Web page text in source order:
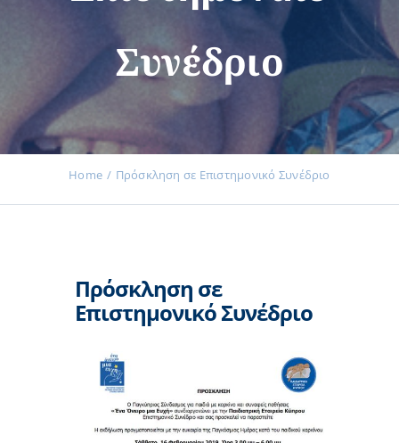
Εκδηλώσεις
Νέα
Επικοινωνία
Συνέδριο
Home Πρόσκληση σε Επιστημονικό Συνέδριο
Πρόσκληση σε
Επιστημονικό Συνέδριο